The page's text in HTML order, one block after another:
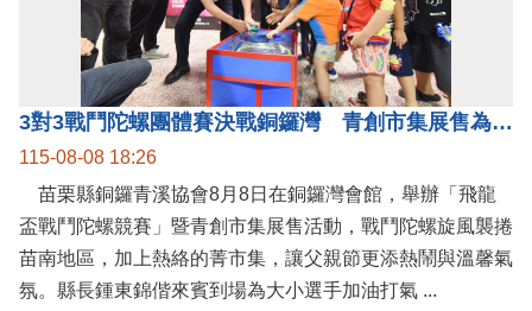
3對3戰鬥陀螺團體賽決戰銅鑼灣 青創市集展售為父親節增添繽紛
115-08-08 18:26
苗栗縣銅鑼青溪協會8月8日在銅鑼灣會館，舉辦「飛龍
盃戰鬥陀螺競賽」暨青創市集展售活動，戰鬥陀螺旋風襲捲
苗南地區，加上熱絡的菁市集，讓父親節更添熱鬧與溫馨氣
氛。縣長鍾東錦偕來賓到場為大小選手加油打氣 ...